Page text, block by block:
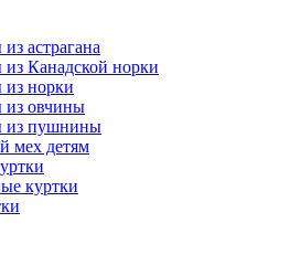
астрагана
Канадской норки
норки
из овчины
из пушнины
мех детям
куртки